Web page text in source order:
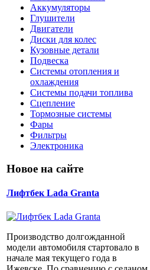
Аккумуляторы
Глушители
Двигатели
Диски для колес
Кузовные детали
Подвеска
Системы отопления и
охлаждения
Системы подачи топлива
Сцепление
Тормозные системы
Фары
Фильтры
Электроника
Новое на сайте
Лифтбек Lada Granta
Производство долгожданной
модели автомобиля стартовало в
начале мая текущего года в